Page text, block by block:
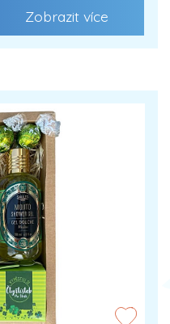
Zobrazit více